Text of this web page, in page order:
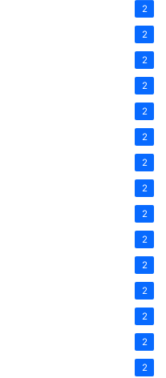
2
2
2
2
2
2
2
2
2
2
2
2
2
2
2